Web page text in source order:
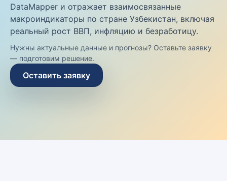
DataMapper и отражает взаимосвязанные
макроиндикаторы по стране Узбекистан, включая
реальный рост ВВП, инфляцию и безработицу.
Нужны актуальные данные и прогнозы? Оставьте заявку
— подготовим решение.
Оставить заявку